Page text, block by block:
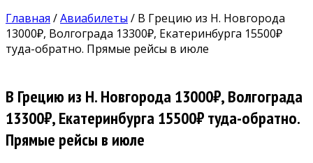
Главная /Авиабилеты / В Грецию из Н. Новгорода
13000₽, Волгограда 13300₽, Екатеринбурга 15500₽
туда-обратно. Прямые рейсы в июле
В Грецию из Н. Новгорода 13000₽, Волгограда
13300₽, Екатеринбурга 15500₽ туда-обратно.
Прямые рейсы в июле